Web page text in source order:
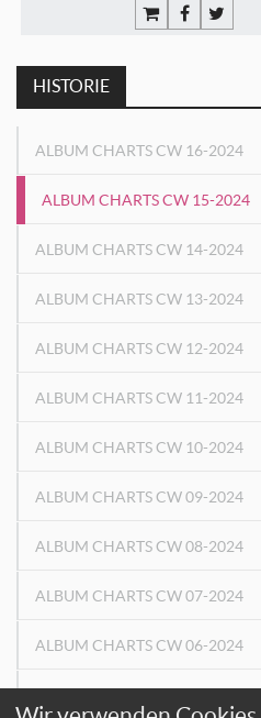
HISTORIE
ALBUM CHARTS CW 16-2024
ALBUM CHARTS CW 15-2024
ALBUM CHARTS CW 14-2024
ALBUM CHARTS CW 13-2024
ALBUM CHARTS CW 12-2024
ALBUM CHARTS CW 11-2024
ALBUM CHARTS CW 10-2024
ALBUM CHARTS CW 09-2024
ALBUM CHARTS CW 08-2024
ALBUM CHARTS CW 07-2024
ALBUM CHARTS CW 06-2024